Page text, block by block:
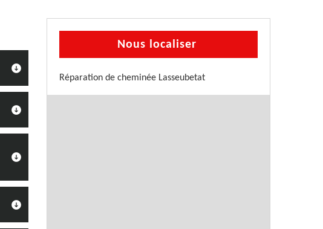
Nous localiser
Réparation de cheminée Lasseubetat